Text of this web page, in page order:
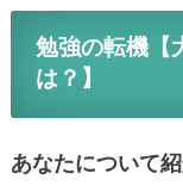
勉強の転機【
は？】
あなたについて